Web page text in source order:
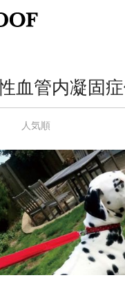
血管内凝固
人気順